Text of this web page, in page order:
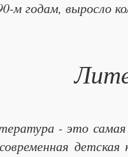
м годам, выросло
- это